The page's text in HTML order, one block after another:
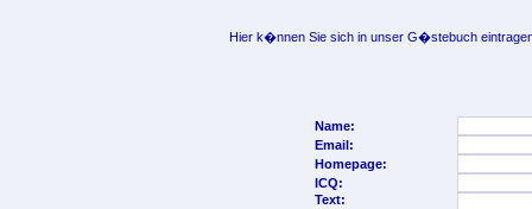
Hier k�nnen Sie sich in unser G�stebuch
Name:
Email:
Homepage:
ICQ:
Text: